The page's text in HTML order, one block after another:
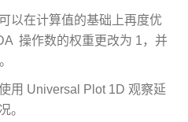
以在计算值的基础上再度优
操作数的权重更改为 1，并
用 Universal Plot 1D 观察延
。